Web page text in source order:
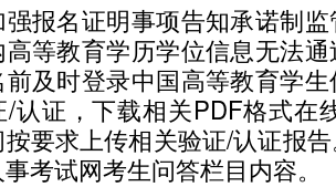
名证明事项告知承诺制监
等教育学历学位信息无法
及时登录中国高等教育学
/认证，下载相关PDF格式在
要求上传相关验证/认证报
考试网考生问答栏目内容。